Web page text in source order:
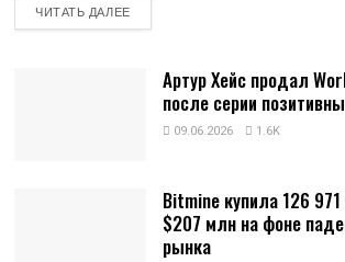
ЧИТАТЬ ДАЛЕЕDETAILS
Артур Хейс продал
после серии
09.06.2026 1.6K
Bitmine купила 126 971
$207 млн на фоне
рынка